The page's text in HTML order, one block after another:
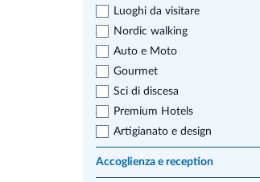
Luoghi da visitare
Nordic walking
Auto e Moto
Gourmet
Sci di discesa
Premium Hotels
Artigianato e design
Accoglienza e reception